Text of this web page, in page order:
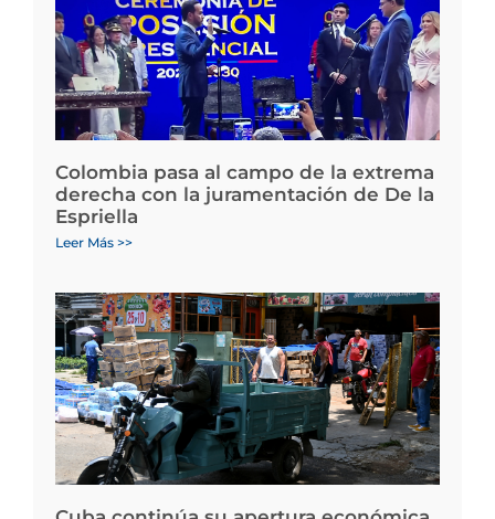
Colombia pasa al campo de la extrema
derecha con la juramentación de De la
Espriella
Leer Más >>